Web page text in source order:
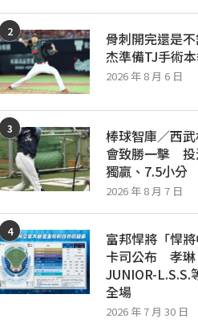
2
骨刺開完還是
杰準備TJ手術
2026 年 8 月 6 日
3
棒球智庫／西
會致勝一擊 投
獨贏、7.5小分
2026 年 8 月 7 日
4
富邦悍將「悍
卡司公布 孝琳
JUNIOR-L.S.S.
全場
2026 年 7 月 30 日